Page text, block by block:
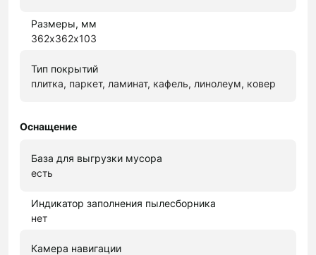
Размеры, мм
362х362х103
Тип покрытий
плитка, паркет, ламинат, кафель, линолеум, ковер
Оснащение
База для выгрузки мусора
есть
Индикатор заполнения пылесборника
нет
Камера навигации